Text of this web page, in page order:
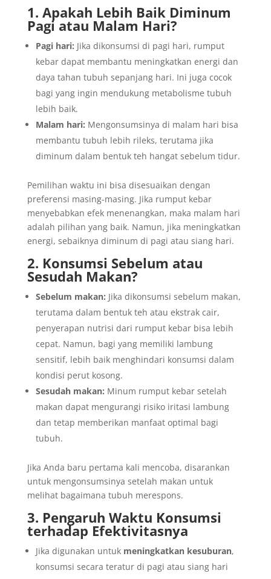
1. Apakah Lebih Baik Diminum
Pagi atau Malam Hari?
Pagi hari: Jika dikonsumsi di pagi hari, rumput
kebar dapat membantu meningkatkan energi dan
daya tahan tubuh sepanjang hari. Ini juga cocok
bagi yang ingin mendukung metabolisme tubuh
lebih baik.
Malam hari: Mengonsumsinya di malam hari bisa
membantu tubuh lebih rileks, terutama jika
diminum dalam bentuk teh hangat sebelum tidur.
Pemilihan waktu ini bisa disesuaikan dengan
preferensi masing-masing. Jika rumput kebar
menyebabkan efek menenangkan, maka malam hari
adalah pilihan yang baik. Namun, jika meningkatkan
energi, sebaiknya diminum di pagi atau siang hari.
2. Konsumsi Sebelum atau
Sesudah Makan?
Sebelum makan: Jika dikonsumsi sebelum makan,
terutama dalam bentuk teh atau ekstrak cair,
penyerapan nutrisi dari rumput kebar bisa lebih
cepat. Namun, bagi yang memiliki lambung
sensitif, lebih baik menghindari konsumsi dalam
kondisi perut kosong.
Sesudah makan: Minum rumput kebar setelah
makan dapat mengurangi risiko iritasi lambung
dan tetap memberikan manfaat optimal bagi
tubuh.
Jika Anda baru pertama kali mencoba, disarankan
untuk mengonsumsinya setelah makan untuk
melihat bagaimana tubuh merespons.
3. Pengaruh Waktu Konsumsi
terhadap Efektivitasnya
Jika digunakan untuk meningkatkan kesuburan,
konsumsi secara teratur di pagi atau siang hari